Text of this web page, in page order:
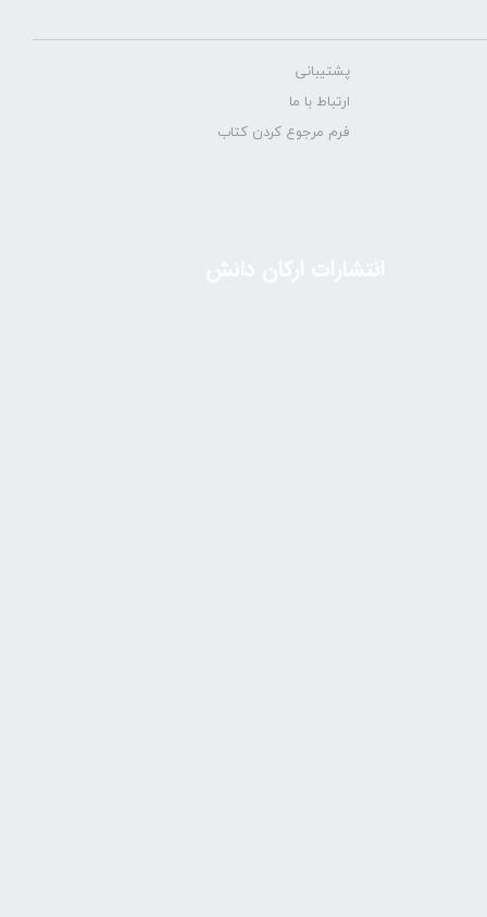
پشتیبانی
ارتباط با ما
فرم مرجوع کردن کتاب